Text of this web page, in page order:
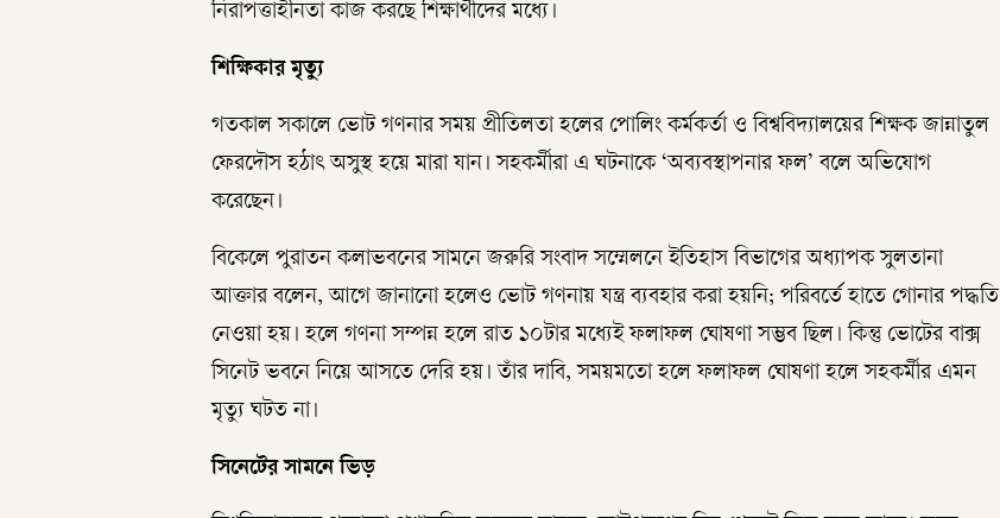
নিরাপত্তাহীনতা কাজ করছে শিক্ষার্থীদের মধ্যে।
শিক্ষিকার মৃত্যু
গতকাল সকালে ভোট গণনার সময় প্রীতিলতা হলের পোলিং কর্মকর্তা ও বিশ্ববিদ্যালয়ের শিক্ষক জান্নাতুল
ফেরদৌস হঠাৎ অসুস্থ হয়ে মারা যান। সহকর্মীরা এ ঘটনাকে ‘অব্যবস্থাপনার ফল’ বলে অভিযোগ
করেছেন।
বিকেলে পুরাতন কলাভবনের সামনে জরুরি সংবাদ সম্মেলনে ইতিহাস বিভাগের অধ্যাপক সুলতানা
আক্তার বলেন, আগে জানানো হলেও ভোট গণনায় যন্ত্র ব্যবহার করা হয়নি; পরিবর্তে হাতে গোনার পদ্ধতি
নেওয়া হয়। হলে গণনা সম্পন্ন হলে রাত ১০টার মধ্যেই ফলাফল ঘোষণা সম্ভব ছিল। কিন্তু ভোটের বাক্স
সিনেট ভবনে নিয়ে আসতে দেরি হয়। তাঁর দাবি, সময়মতো হলে ফলাফল ঘোষণা হলে সহকর্মীর এমন
মৃত্যু ঘটত না।
সিনেটের সামনে ভিড়